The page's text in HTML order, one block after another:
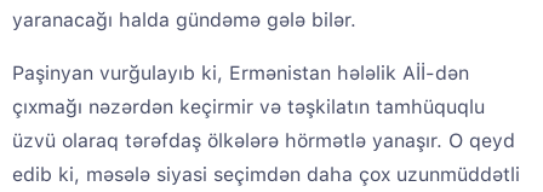
yaranacağı halda gündəmə gələ bilər.
Paşinyan vurğulayıb ki, Ermənistan hələlik Aİİ-dən
çıxmağı nəzərdən keçirmir və təşkilatın tamhüquqlu
üzvü olaraq tərəfdaş ölkələrə hörmətlə yanaşır. O qeyd
edib ki, məsələ siyasi seçimdən daha çox uzunmüddətli